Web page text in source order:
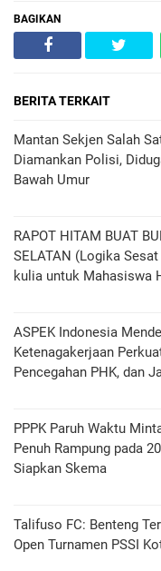
BAGIKAN
BERITA TERKAIT
Mantan Sekjen Salah
Diamankan Polisi,
Bawah Umur
RAPOT HITAM BUAT
SELATAN (Logika
kulia untuk Mahasiswa
ASPEK Indonesia
Ketenagakerjaan
Pencegahan PHK, dan
PPPK Paruh Waktu
Penuh Rampung pada
Siapkan Skema
Talifuso FC: Benteng
Open Turnamen PSSI